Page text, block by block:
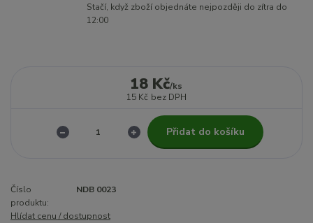
Stačí, když zboží objednáte nejpozději do zítra do
12:00
18 Kč/ks
15 Kč bez DPH
Přidat do košíku
Číslo
produktu:
NDB 0023
Hlídat cenu / dostupnost